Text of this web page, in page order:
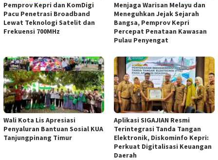
Pemprov Kepri dan KomDigi
Pacu Penetrasi Broadband
Lewat Teknologi Satelit dan
Frekuensi 700MHz
Menjaga Warisan Melayu dan
Meneguhkan Jejak Sejarah
Bangsa, Pemprov Kepri
Percepat Penataan Kawasan
Pulau Penyengat
Wali Kota Lis Apresiasi
Penyaluran Bantuan Sosial KUA
Tanjungpinang Timur
Aplikasi SIGAJIAN Resmi
Terintegrasi Tanda Tangan
Elektronik, Diskominfo Kepri:
Perkuat Digitalisasi Keuangan
Daerah